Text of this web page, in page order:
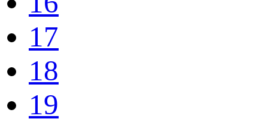
17
18
19